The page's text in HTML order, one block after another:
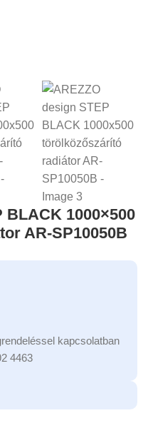
BLACK 1000×500
AR-SP10050B
kapcsolatban
4463